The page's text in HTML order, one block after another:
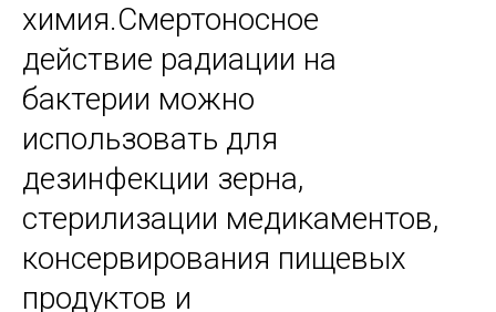
химия.Смертоносное
действие радиации на
бактерии можно
использовать для
дезинфекции зерна,
стерилизации медикаментов,
консервирования пищевых
продуктов и